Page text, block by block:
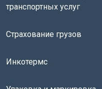
транспортных услуг
Страхование грузов
Инкотермс